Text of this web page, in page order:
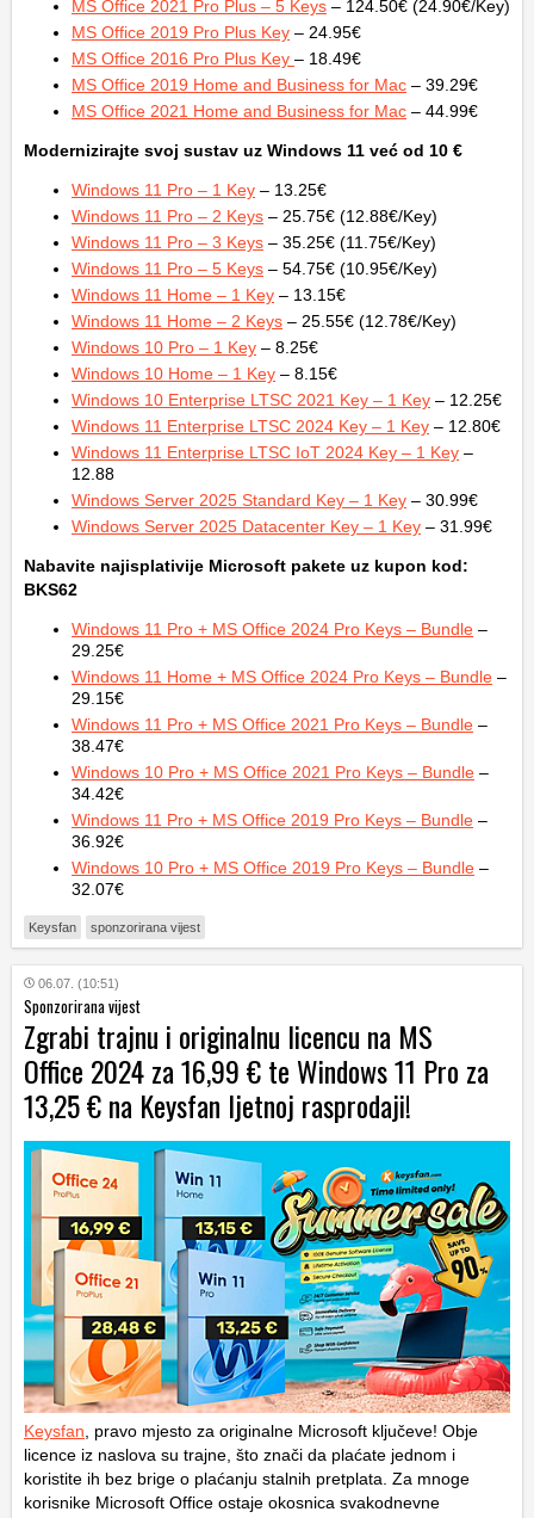
MS Office 2021 Pro Plus – 5 Keys – 124.50€ (24.90€/Key)
MS Office 2019 Pro Plus Key – 24.95€
MS Office 2016 Pro Plus Key – 18.49€
MS Office 2019 Home and Business for Mac – 39.29€
MS Office 2021 Home and Business for Mac – 44.99€
Modernizirajte svoj sustav uz Windows 11 već od 10 €
Windows 11 Pro – 1 Key – 13.25€
Windows 11 Pro – 2 Keys – 25.75€ (12.88€/Key)
Windows 11 Pro – 3 Keys – 35.25€ (11.75€/Key)
Windows 11 Pro – 5 Keys – 54.75€ (10.95€/Key)
Windows 11 Home – 1 Key – 13.15€
Windows 11 Home – 2 Keys – 25.55€ (12.78€/Key)
Windows 10 Pro – 1 Key – 8.25€
Windows 10 Home – 1 Key – 8.15€
Windows 10 Enterprise LTSC 2021 Key – 1 Key – 12.25€
Windows 11 Enterprise LTSC 2024 Key – 1 Key – 12.80€
Windows 11 Enterprise LTSC IoT 2024 Key – 1 Key –
12.88
Windows Server 2025 Standard Key – 1 Key – 30.99€
Windows Server 2025 Datacenter Key – 1 Key – 31.99€
Nabavite najisplativije Microsoft pakete uz kupon kod:
BKS62
Windows 11 Pro + MS Office 2024 Pro Keys – Bundle –
29.25€
Windows 11 Home + MS Office 2024 Pro Keys – Bundle –
29.15€
Windows 11 Pro + MS Office 2021 Pro Keys – Bundle –
38.47€
Windows 10 Pro + MS Office 2021 Pro Keys – Bundle –
34.42€
Windows 11 Pro + MS Office 2019 Pro Keys – Bundle –
36.92€
Windows 10 Pro + MS Office 2019 Pro Keys – Bundle –
32.07€
Keysfan sponzorirana vijest
06.07. (10:51)
Sponzorirana vijest
Zgrabi trajnu i originalnu licencu na MS
Office 2024 za 16,99 € te Windows 11 Pro za
13,25 € na Keysfan ljetnoj rasprodaji!
Keysfan , pravo mjesto za originalne Microsoft ključeve! Obje
licence iz naslova su trajne, što znači da plaćate jednom i
koristite ih bez brige o plaćanju stalnih pretplata. Za mnoge
korisnike Microsoft Office ostaje okosnica svakodnevne